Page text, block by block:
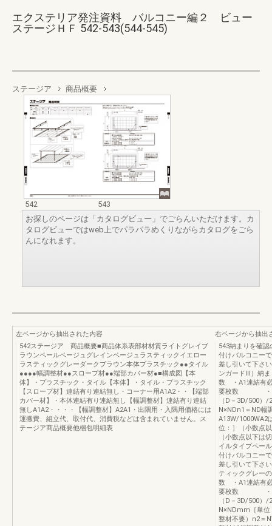
エクステリア発注資料 バルコニー編２ ビュー
ステージＨＦ 542-543(544-545)
ステージア 商品概要
542
543
お探しのページは「カタログビュー」でごらんいただけます。カ
タログビューではweb上でパラパラめくりながらカタログをごら
んになれます。
左ページから抽出された内容
542ステージア 商品概要■商品体系表部材材質ライトグレイブ
ラウンペールベージュグレインベージュラスティックイエロー
ラスティックグレーダークブラウン本体プラスチック●●タイル
●●●●幅調整材●●スロープ材●●端部カバー材●■構成図【本
体】・プラスチック・タイル【本体】・タイル・プラスチック
【スロープ材】連結有り連結無し・コーナー用A1A2・・【端部
カバー材】・本体連結有り連結無し【幅調整材】連結有り連結
無しA1A2・・・・【幅調整材】A2A1・出隅用・入隅用価格には
運搬費、組立代、取付代、消費税などは含まれていません。ス
テージア商品概要他梱包明細表
右ページから抽出
543納まりを確
付けバルコニー
差し引いて下さ
ンガードⅢ）納
数 ・A1連結有
要枚数 ・間
（D－3D/500）
N×NDn1＝ND幅
A13W/1000WA2
位：］（小数点
（小数点以下は
イルタイプペー
付けバルコニー
差し引いて下さ
ティックグレー
数 ・A1連結有
要枚数 ・間
（D－3D/500）
N×NDmm［単位
整材不要）n2＝